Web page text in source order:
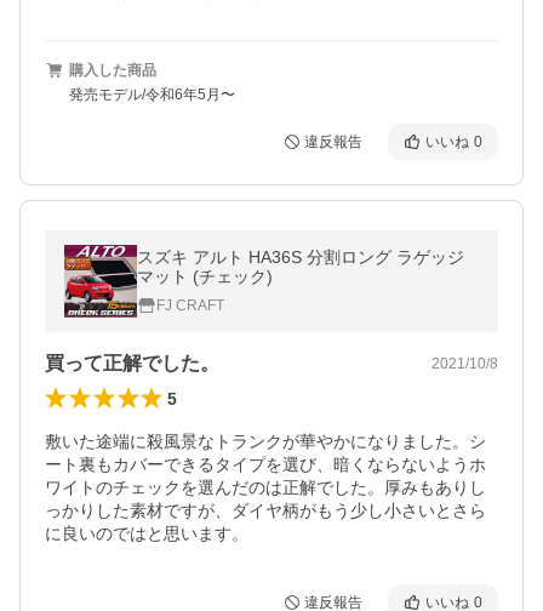
購入した商品
発売モデル/令和6年5月〜
違反報告 いいね 0
スズキ アルト HA36S 分割ロング ラゲッジ
マット (チェック)
FJ CRAFT
買って正解でした。 2021/10/8
5
敷いた途端に殺風景なトランクが華やかになりました。シ
ート裏もカバーできるタイプを選び、暗くならないようホ
ワイトのチェックを選んだのは正解でした。厚みもありし
っかりした素材ですが、ダイヤ柄がもう少し小さいとさら
に良いのではと思います。
違反報告 いいね 0